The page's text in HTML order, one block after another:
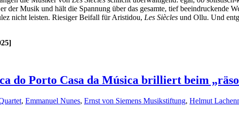
der Musik und hält die Spannung über das gesamte, tief beeindruckende
nicht leisten. Riesiger Beifall für Aristidou, Les Siècles und Ollu. Und
do Porto Casa da Música brilliert beim
, Emmanuel Nunes, Ernst von Siemens Musikstiftung, Helmut